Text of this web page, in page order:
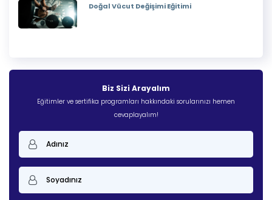
Doğal Vücut Değişimi Eğitimi
Biz Sizi Arayalım
Eğitimler ve sertifika programları hakkındaki sorularınızı hemen
cevaplayalım!